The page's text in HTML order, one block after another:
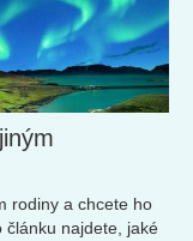
rodiny a chcete ho
článku najdete, jaké